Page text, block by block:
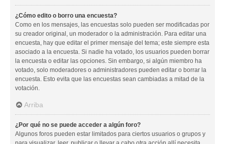
¿Cómo edito o borro una encuesta?
Como en los mensajes, las encuestas solo pueden ser modificadas por
su creador original, un moderador o la administración. Para editar una
encuesta, hay que editar el primer mensaje del tema; este siempre esta
asociado a la encuesta. Si nadie ha votado, los usuarios pueden borrar
la encuesta o editar las opciones. Sin embargo, si algún miembro ha
votado, solo moderadores o administradores pueden editar o borrar la
encuesta. Esto evita que las encuestas sean cambiadas a mitad de la
votación.
Arriba
¿Por qué no se puede acceder a algún foro?
Algunos foros pueden estar limitados para ciertos usuarios o grupos y